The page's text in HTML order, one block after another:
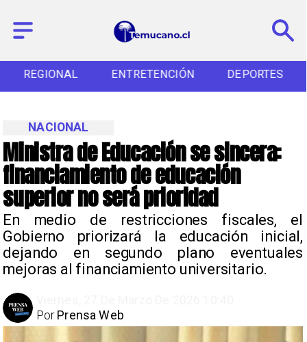
REGIONAL ENTRETENCIÓN DEPORTES
Ministra de Educación se sincera:
financiamiento de educación
superior no será prioridad
En medio de restricciones fiscales, el
Gobierno priorizará la educación inicial,
dejando en segundo plano eventuales
mejoras al financiamiento universitario.
NACIONAL
Prensa Web
Por